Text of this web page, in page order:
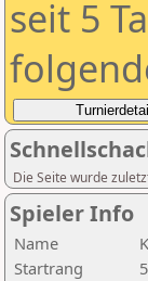
seit 5
Die Seite wurde
Spieler Info
Name
Startrang
5